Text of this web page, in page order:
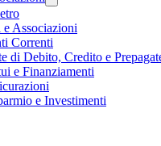
e Associazioni
Correnti
di Debito, Credito e
e Finanziamenti
e Investimenti